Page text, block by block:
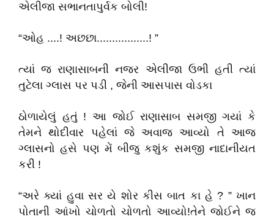
એલીજા સભાનતાપુર્વક બોલી!
“ઓહ ....! અછછા.................! ”
ત્યાં જ રાણાસાબની નજર એલીજા ઉભી હતી ત્યાં
તુટેલા ગ્લાસ પર પડી , જેની આસપાસ વોડકા
ઠોળાયેલું હતું ! આ જોઈ રાણાસાબ સમજી ગયાં કે
તેમને થોદીવાર પહેલાં જે અવાજ આવ્યો તે આજ
ગ્લાસનો હસે પણ મેં બીજુ કશુંક સમજી નાદાનીયત
કરી !
“અરે ક્યાં હુવા સર યે શોર કીસ બાત કા હે ? ” ખાન
પોતાની આંખો ચોળતો ચોળતો આવ્યો!તેને જોઈને જ